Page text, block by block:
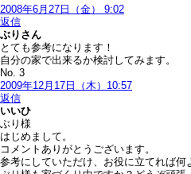
2008年6月27日（金） 9:02
返信
ぶり さん
とても参考になります！
自分の家で出来るか検討してみます。
No. 3
2009年12月17日（木）10:57
返信
いいひ
ぶり様
はじめまして。
コメントありがとうございます。
参考にしていただけ、お役に立てれば何